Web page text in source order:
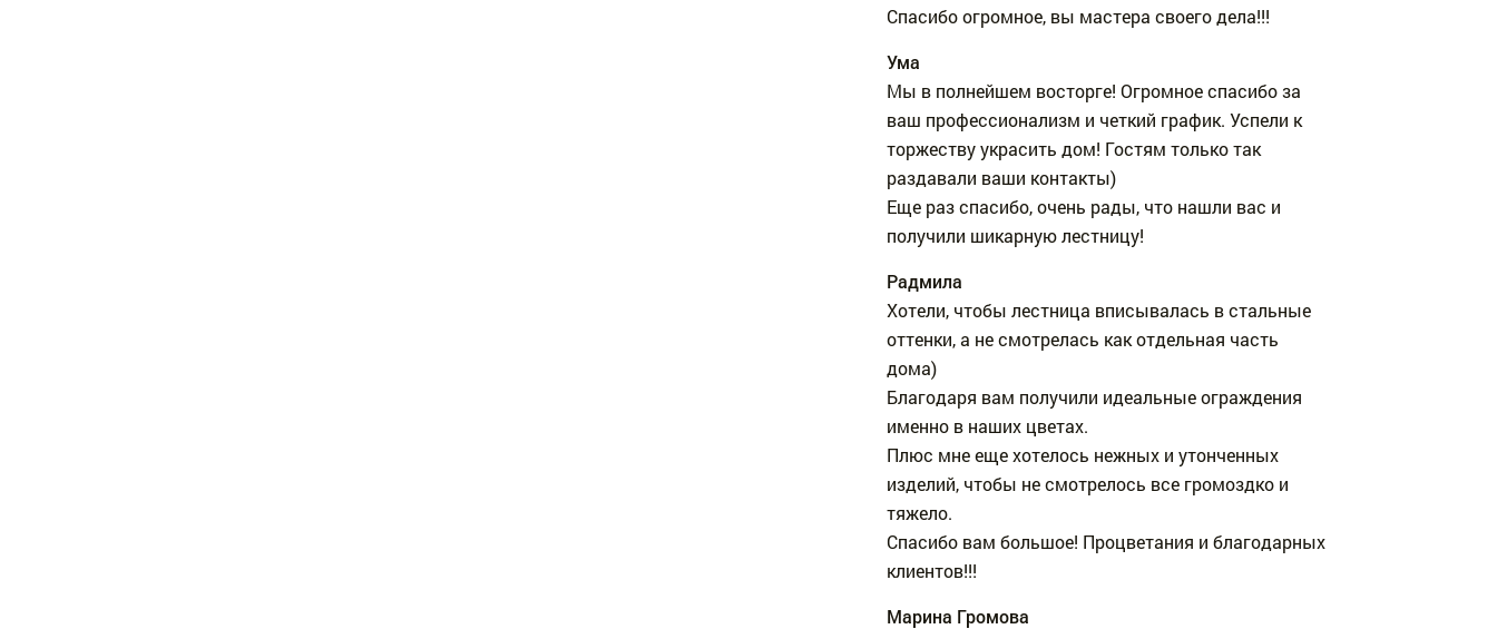
Спасибо огромное, вы мастера своего дела!!!
Ума
Мы в полнейшем восторге! Огромное спасибо за
ваш профессионализм и четкий график. Успели к
торжеству украсить дом! Гостям только так
раздавали ваши контакты)
Еще раз спасибо, очень рады, что нашли вас и
получили шикарную лестницу!
Радмила
Хотели, чтобы лестница вписывалась в стальные
оттенки, а не смотрелась как отдельная часть
дома)
Благодаря вам получили идеальные ограждения
именно в наших цветах.
Плюс мне еще хотелось нежных и утонченных
изделий, чтобы не смотрелось все громоздко и
тяжело.
Спасибо вам большое! Процветания и благодарных
клиентов!!!
Марина Громова